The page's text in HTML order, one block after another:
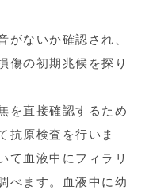
がないか確認され、
傷の初期兆候を探り
を直接確認するため
抗原検査を行いま
て血液中にフィラリ
べます。血液中に幼